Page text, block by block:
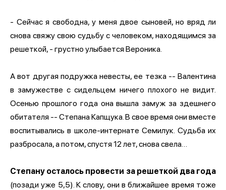
- Сейчас я свободна, у меня двое сыновей, но вряд ли
снова свяжу свою судьбу с человеком, находящимся за
решеткой, - грустно улыбается Вероника.
А вот другая подружка невесты, ее тезка -- Валентина
в замужестве с сидельцем ничего плохого не видит.
Осенью прошлого года она вышла замуж за здешнего
обитателя -- Степана Капщука. В свое время они вместе
воспитывались в школе-интернате Семилук. Судьба их
разбросала, а потом, спустя 12 лет, снова свела…
Степану осталось провести за решеткой два года
(позади уже 5,5). К слову, они в ближайшее время тоже